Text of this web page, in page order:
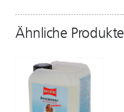
Ähnliche Produkte